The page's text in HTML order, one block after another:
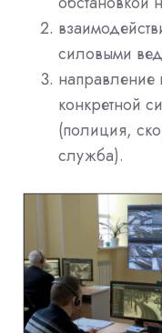
силовыми
направление
конкретной
(полиция,
служба).